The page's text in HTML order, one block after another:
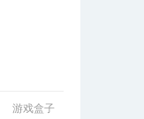
游戏盒子